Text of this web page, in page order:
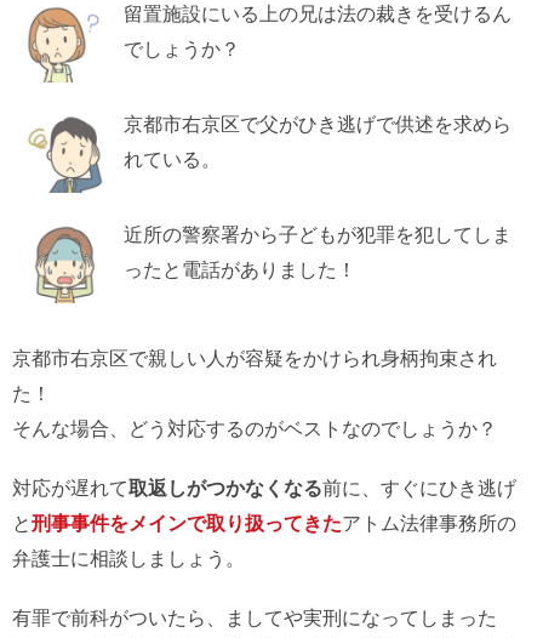
留置施設にいる上の兄は法の裁きを受けるん
でしょうか？
京都市右京区で父がひき逃げで供述を求めら
れている。
近所の警察署から子どもが犯罪を犯してしま
ったと電話がありました！
京都市右京区で親しい人が容疑をかけられ身柄拘束され
た！
そんな場合、どう対応するのがベストなのでしょうか？
対応が遅れて取返しがつかなくなる前に、すぐにひき逃げ
と刑事事件をメインで取り扱ってきたアトム法律事務所の
弁護士に相談しましょう。
有罪で前科がついたら、ましてや実刑になってしまった